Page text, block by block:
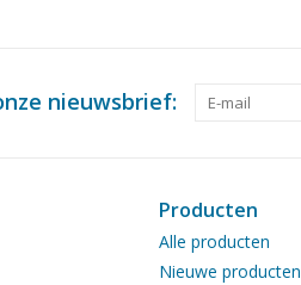
nieuwsbrief:
Producten
Alle producten
Nieuwe producten